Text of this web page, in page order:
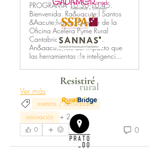
PROGRAMA 10:30-10:45.
Bienvenida. Ra&uacute;l Santos
&Aacute;lvarez, Director de la
Oficina Acelera Pyme Rural
Cantabria 10:45-11:30.
An&aacute;lisis del impacto que
las herramientas de inteligenci...
Ver más
eventos / actividades
innovación
+ 2
0 0